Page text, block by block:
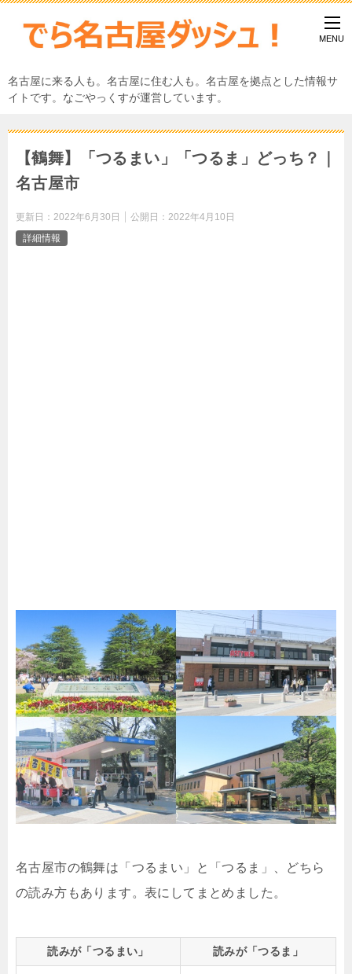
名古屋に来る人も。名古屋に住む人も。名古屋を拠点とした情報サ
イトです。なごやっくすが運営しています。
【鶴舞】「つるまい」「つるま」どっち？｜
名古屋市
更新日： 2022年6月30日 公開日： 2022年4月10日
詳細情報
名古屋市の鶴舞は「つるまい」と「つるま」、どちら
の読み方もあります。表にしてまとめました。
読みが「つるまい」 読みが「つるま」